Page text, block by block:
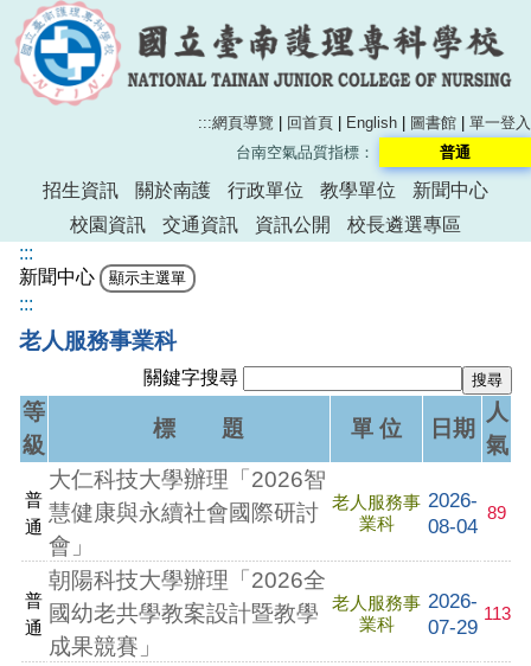
:::網頁導覽 | 回首頁 | English | 圖書館 | 單一登入
台南空氣品質指標：
普通
招生資訊 關於南護 行政單位 教學單位
新聞中心
校園資訊
交通資訊 資訊公開
校長遴選專區
:::
新聞中心
:::
老人服務事業科
關鍵字搜尋
等
級
標 題 單 位 日期
人
氣
普
通
大仁科技大學辦理「2026智
慧健康與永續社會國際研討
會」
老人服務事
業科
2026-
08-04
89
普
通
朝陽科技大學辦理「2026全
國幼老共學教案設計暨教學
成果競賽」
老人服務事
業科
2026-
07-29
113